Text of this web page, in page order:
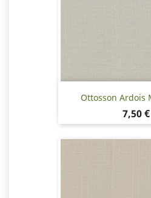
Ottosson Ardois
Hinta
7,50 €